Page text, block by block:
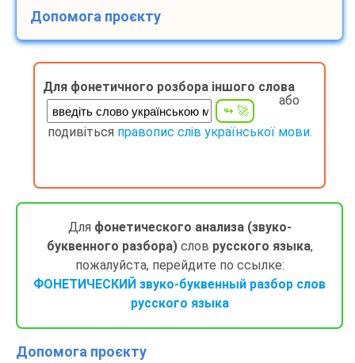
Допомога проєкту
Для фонетичного розбора іншого слова
або
подивіться правопис слів української мови.
Для фонетического анализа (звуко-
буквенного разбора)слов русского языка,
пожалуйста, перейдите по ссылке:
ФОНЕТИЧЕСКИЙ звуко-буквенный разбор слов
русского языка
Допомога проєкту